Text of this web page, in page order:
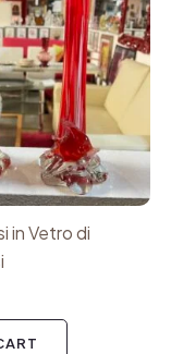
in Vetro di